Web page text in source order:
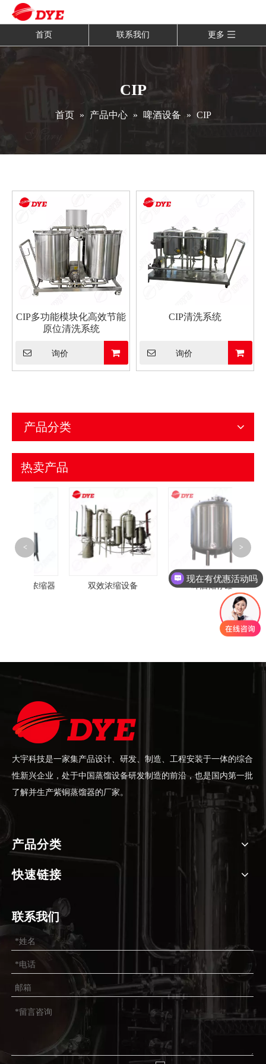
首页 联系我们 更多
CIP
首页 » 产品中心 » 啤酒设备 » CIP
CIP多功能模块化高效节能
原位清洗系统
询价
CIP清洗系统
询价
产品分类
热卖产品
双效浓缩设备 啤酒储存罐
卧式
< >
大宇科技是一家集产品设计、研发、制造、工程安装于一体的综合
性新兴企业，处于中国蒸馏设备研发制造的前沿，也是国内第一批
了解并生产紫铜蒸馏器的厂家。
产品分类
快速链接
联系我们
现在有优惠活动吗